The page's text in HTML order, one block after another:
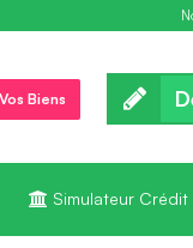
Biens
Simulateur Crédit